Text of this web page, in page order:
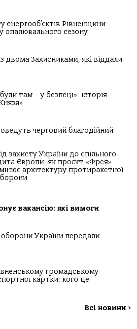
енергооб’єктів Рівненщини
опалювального сезону
двома Захисниками, які віддали
там – у безпеці»: історія
черговий благодійний
захисту України до спільного
Європи: як проєкт «Фрея»
архітектуру протиракетної
вакансію: які вимоги
України передали
громадському
картки: кого це
Всі новини >